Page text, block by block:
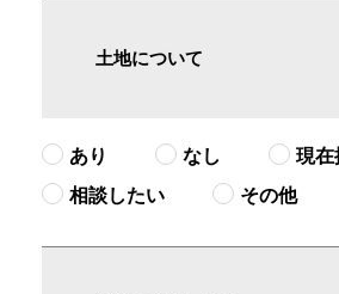
土地について
あり なし
現在
相談したい
その他